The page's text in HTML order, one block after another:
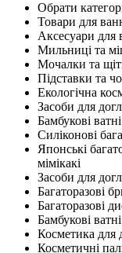
Обрати
Товари для
Аксесуари для
Мильниці та
Мочалки та
Підставки та
Екологічна
Засоби для
Бамбукові
Силіконові
Японські
мімікакі
Засоби для
Багаторазові
Багаторазові
Бамбукові
Косметика для
Косметичні